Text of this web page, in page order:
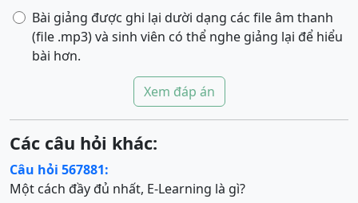
Bài giảng được ghi lại dười dạng các file âm thanh
(file .mp3) và sinh viên có thể nghe giảng lại để hiểu
bài hơn.
Xem đáp án
Các câu hỏi khác:
Câu hỏi 567881:
Một cách đầy đủ nhất, E-Learning là gì?